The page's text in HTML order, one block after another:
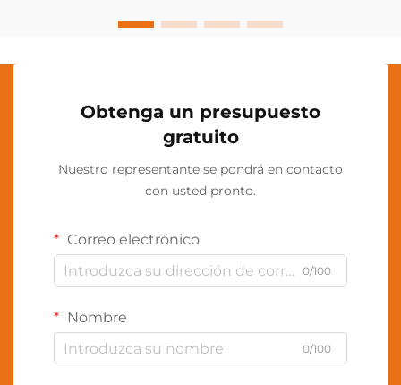
Obtenga un presupuesto
gratuito
Nuestro representante se pondrá en contacto
con usted pronto.
Correo electrónico
0/100
Nombre
0/100